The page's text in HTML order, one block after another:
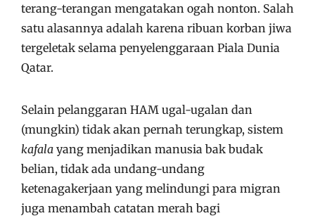
terang-terangan mengatakan ogah nonton. Salah
satu alasannya adalah karena ribuan korban jiwa
tergeletak selama penyelenggaraan Piala Dunia
Qatar.
Selain pelanggaran HAM ugal-ugalan dan
(mungkin) tidak akan pernah terungkap, sistem
kafala yang menjadikan manusia bak budak
belian, tidak ada undang-undang
ketenagakerjaan yang melindungi para migran
juga menambah catatan merah bagi